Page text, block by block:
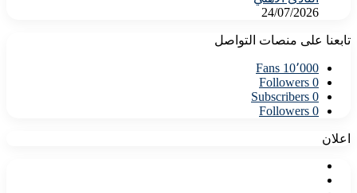
24/07/2026
تابعنا على منصات التواصل
10٬000 Fans
0
Followers
0
Subscribers
0
Followers
اعلان